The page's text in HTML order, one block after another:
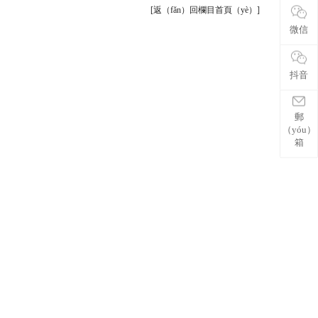
[返（fǎn）回欄目首頁（yè）]
微信
抖音
郵
（yóu）
箱